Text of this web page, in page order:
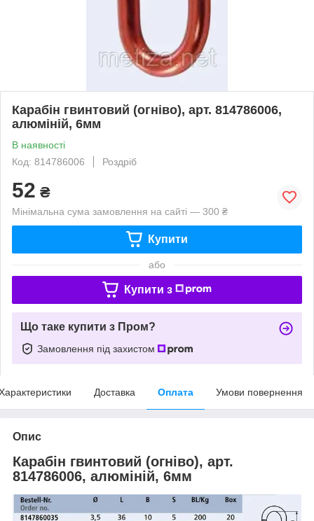
Карабін гвинтовий (огніво), арт. 814786006,
алюміній, 6мм
В наявності
Код: 814786006
Роздріб
52 ₴
Мінімальна сума замовлення на сайті — 300 ₴
Купити
або
Купити з
Що таке купити з Пром?
Замовлення під захистом
Доставка Оплата Умови повернення
Опис
Карабін гвинтовий (огніво), арт.
814786006, алюміній, 6мм